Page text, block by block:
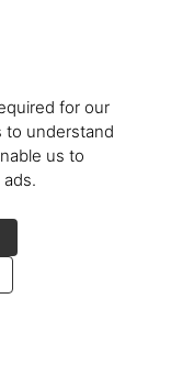
for our
to understand
us to